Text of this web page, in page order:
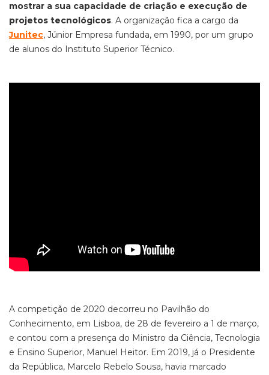
mostrar a sua capacidade de criação e execução de
projetos tecnológicos. A organização fica a cargo da
Junitec, Júnior Empresa fundada, em 1990, por um grupo
de alunos do Instituto Superior Técnico.
A competição de 2020 decorreu no Pavilhão do
Conhecimento, em Lisboa, de 28 de fevereiro a 1 de março,
e contou com a presença do Ministro da Ciência, Tecnologia
e Ensino Superior, Manuel Heitor. Em 2019, já o Presidente
da República, Marcelo Rebelo Sousa, havia marcado